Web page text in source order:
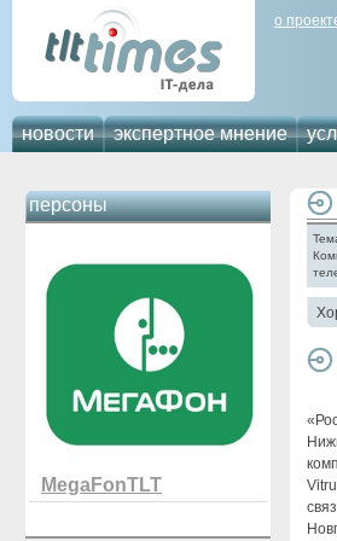
о
новости экспертное мнение
персоны
MegaFonTLT